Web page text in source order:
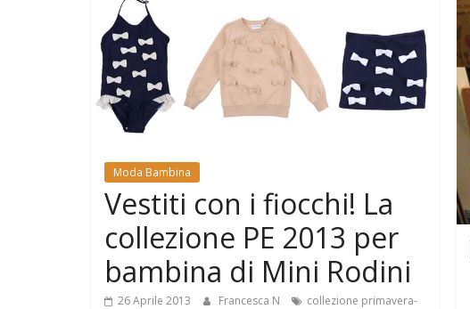
Moda Bambina
Vestiti con i fiocchi! La
collezione PE 2013 per
bambina di Mini Rodini
26 Aprile 2013 Francesca N
collezione primavera-